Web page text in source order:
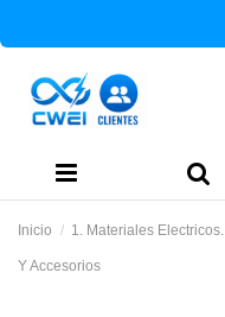
Inicio 1. Materiales Electricos.
Y Accesorios